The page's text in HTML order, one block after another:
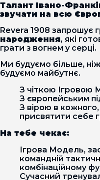
Талант Івано-
звучати на всю
Revera 1908 запрошує
народження, які
грати з вогнем у серці.
Ми будуємо більше,
будуємо майбутнє.
З чіткою Ігровою
З європейським
З вірою в
присвятити себе
На тебе чекає:
Ігрова Модель,
командній
комбінаційному
Сучасний